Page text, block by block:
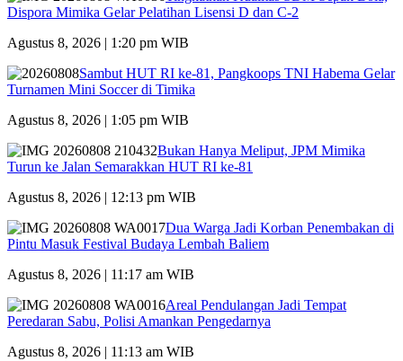
Dispora Mimika Gelar Pelatihan Lisensi D dan C-2
Agustus 8, 2026 | 1:20 pm WIB
Sambut HUT RI ke-81, Pangkoops TNI Habema Gelar
Turnamen Mini Soccer di Timika
Agustus 8, 2026 | 1:05 pm WIB
Bukan Hanya Meliput, JPM Mimika
Turun ke Jalan Semarakkan HUT RI ke-81
Agustus 8, 2026 | 12:13 pm WIB
Dua Warga Jadi Korban Penembakan di
Pintu Masuk Festival Budaya Lembah Baliem
Agustus 8, 2026 | 11:17 am WIB
Areal Pendulangan Jadi Tempat
Peredaran Sabu, Polisi Amankan Pengedarnya
Agustus 8, 2026 | 11:13 am WIB